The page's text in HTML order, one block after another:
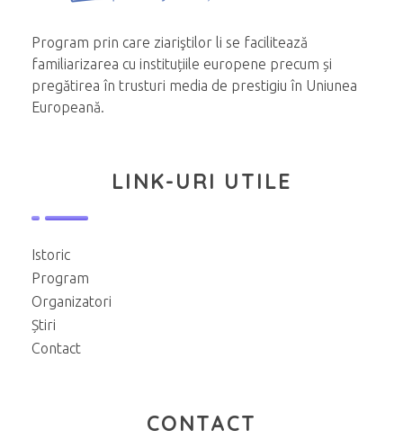
Program prin care ziariştilor li se facilitează
familiarizarea cu instituțiile europene precum și
pregătirea în trusturi media de prestigiu în Uniunea
Europeană.
LINK-URI UTILE
Istoric
Program
Organizatori
Știri
Contact
CONTACT